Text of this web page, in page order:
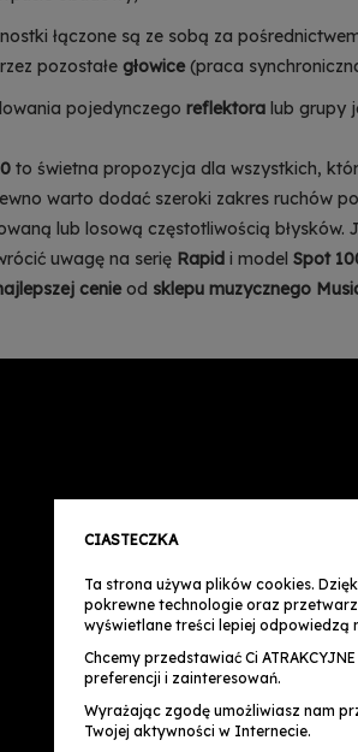
łączone są ze sobą za
pozostałe głowice(praca
pojedynczego reflektora lub grupy
to świetna propozycja dla wszystkich,
warto dodać szeroki zakres ruchów
lub losową częstotliwością błysków.
uwagę na serię Rapid i model Spot
cenieod sklepu muzycznego
CIASTECZKA
Ta strona używa plików cookies.
pokrewne technologie oraz
wyświetlane treści lepiej odpowiedzą
Chcemy przedstawiać Ci
preferencji i zainteresowań.
Wyrażając zgodę umożliwiasz nam
Twojej aktywności w Internecie.